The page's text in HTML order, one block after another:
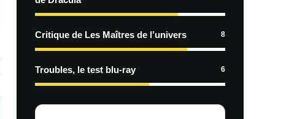
Critique de Les Maîtres de l’univers 8
Troubles, le test blu-ray 6